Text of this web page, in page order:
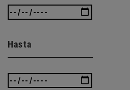
Hasta